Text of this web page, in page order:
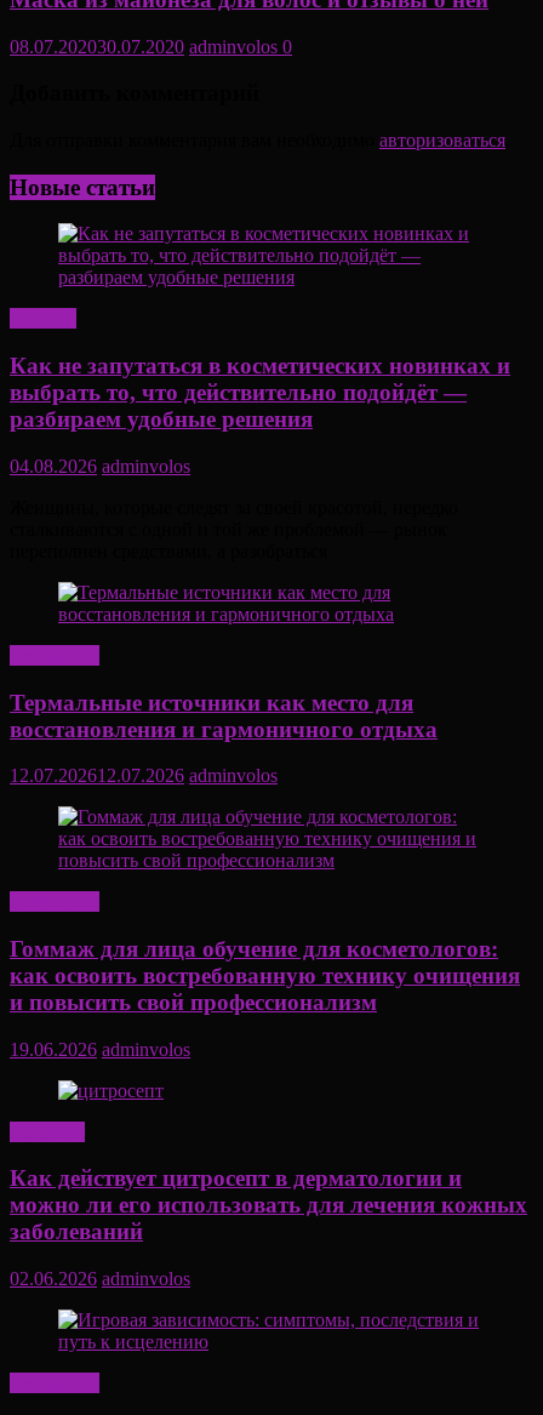
08.07.202030.07.2020 adminvolos 0
авторизоваться
Новые статьи
Как не запутаться в косметических новинках и
выбрать то, что действительно подойдёт —
разбираем удобные решения
04.08.2026 adminvolos
Термальные источники как место для
восстановления и гармоничного отдыха
12.07.202612.07.2026 adminvolos
Гоммаж для лица обучение для косметологов:
как освоить востребованную технику очищения
и повысить свой профессионализм
19.06.2026 adminvolos
Как действует цитросепт в дерматологии и
можно ли его использовать для лечения кожных
заболеваний
02.06.2026 adminvolos